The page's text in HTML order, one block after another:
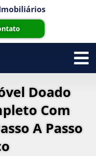
Doado
Com
A Passo